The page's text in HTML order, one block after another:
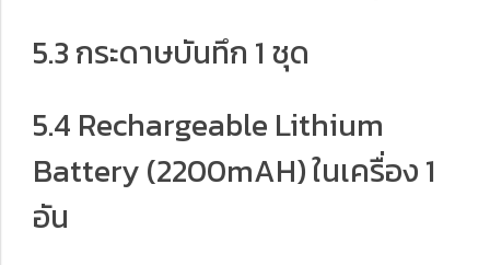
5.3 กระดาษบันทึก 1 ชุด
5.4 Rechargeable Lithium
Battery (2200mAH) ในเครื่อง 1
อัน